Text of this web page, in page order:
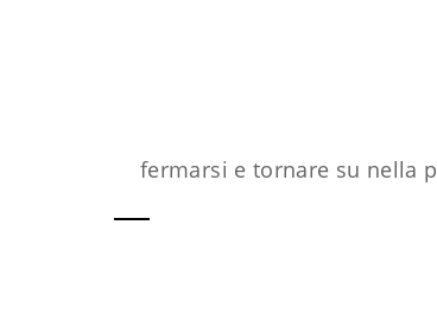
fermarsi e tornare su nella